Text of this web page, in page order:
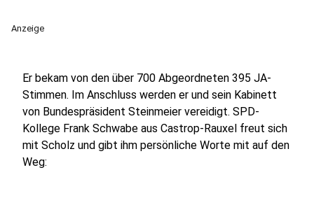
Anzeige
Er bekam von den über 700 Abgeordneten 395 JA-
Stimmen. Im Anschluss werden er und sein Kabinett
von Bundespräsident Steinmeier vereidigt. SPD-
Kollege Frank Schwabe aus Castrop-Rauxel freut sich
mit Scholz und gibt ihm persönliche Worte mit auf den
Weg: